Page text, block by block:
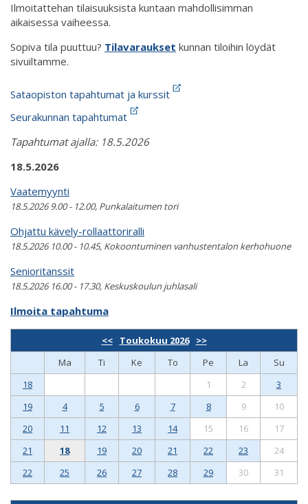
Ilmoitattehan tilaisuuksista kuntaan mahdollisimman
aikaisessa vaiheessa.
Sopiva tila puuttuu? Tilavaraukset kunnan tiloihin löydät
sivuiltamme.
Sataopiston tapahtumat ja kurssit
Seurakunnan tapahtumat
Tapahtumat ajalla: 18.5.2026
18.5.2026
Vaatemyynti
18.5.2026 9.00 - 12.00, Punkalaitumen tori
Ohjattu kävely-rollaattoriralli
18.5.2026 10.00 - 10.45, Kokoontuminen vanhustentalon kerhohuone
Senioritanssit
18.5.2026 16.00 - 17.30, Keskuskoulun juhlasali
Ilmoita tapahtuma
<< Toukokuu 2026
>>
Ma
Ti Ke To Pe La
Su
18
1 2
3
19
4 5 6 7 8 9
10
20
11 12 13 14 15 16
17
21
18 19 20 21 22 23
24
22
25 26 27 28 29 30 31